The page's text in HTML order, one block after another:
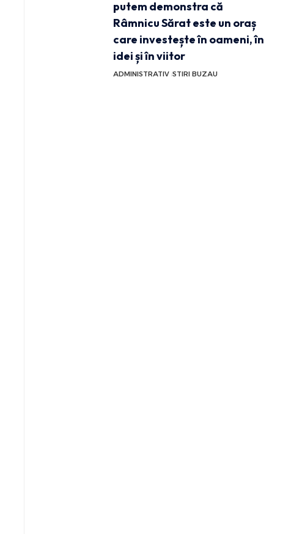
putem demonstra că
Râmnicu Sărat este un oraș
care investește în oameni, în
idei și în viitor
ADMINISTRATIV STIRI BUZAU